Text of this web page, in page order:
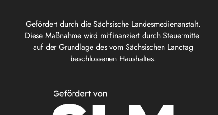
Gefördert durch die Sächsische Landesmedienanstalt.
Diese Maßnahme wird mitfinanziert durch Steuermittel
auf der Grundlage des vom Sächsischen Landtag
beschlossenen Haushaltes.